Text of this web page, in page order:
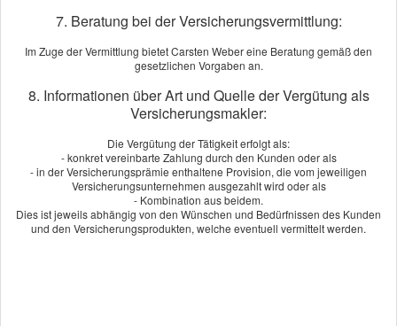
7. Beratung bei der Versicherungsvermittlung:
Im Zuge der Vermittlung bietet Carsten Weber eine Beratung gemäß den
gesetzlichen Vorgaben an.
8. Informationen über Art und Quelle der Vergütung als
Versicherungsmakler:
Die Vergütung der Tätigkeit erfolgt als:
- konkret vereinbarte Zahlung durch den Kunden oder als
- in der Versicherungsprämie enthaltene Provision, die vom jeweiligen
Versicherungsunternehmen ausgezahlt wird oder als
- Kombination aus beidem.
Dies ist jeweils abhängig von den Wünschen und Bedürfnissen des Kunden
und den Versicherungsprodukten, welche eventuell vermittelt werden.